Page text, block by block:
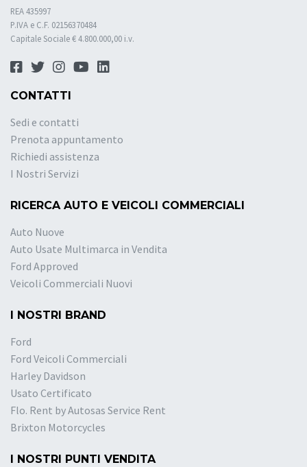
REA 435997
P.IVA e C.F. 02156370484
Capitale Sociale € 4.800.000,00 i.v.
CONTATTI
Sedi e contatti
Prenota appuntamento
Richiedi assistenza
I Nostri Servizi
RICERCA AUTO E VEICOLI COMMERCIALI
Auto Nuove
Auto Usate Multimarca in Vendita
Ford Approved
Veicoli Commerciali Nuovi
I NOSTRI BRAND
Ford
Ford Veicoli Commerciali
Harley Davidson
Usato Certificato
Flo. Rent by Autosas Service Rent
Brixton Motorcycles
I NOSTRI PUNTI VENDITA